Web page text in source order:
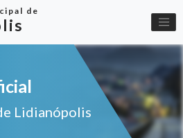
de
Lidianópolis